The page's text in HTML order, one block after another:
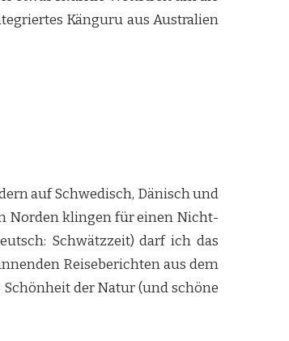
Känguru aus Australien
auf Schwedisch, Dänisch und
Norden klingen für einen Nicht-
Schwätzzeit) darf ich das
Reiseberichten aus dem
der Natur (und schöne